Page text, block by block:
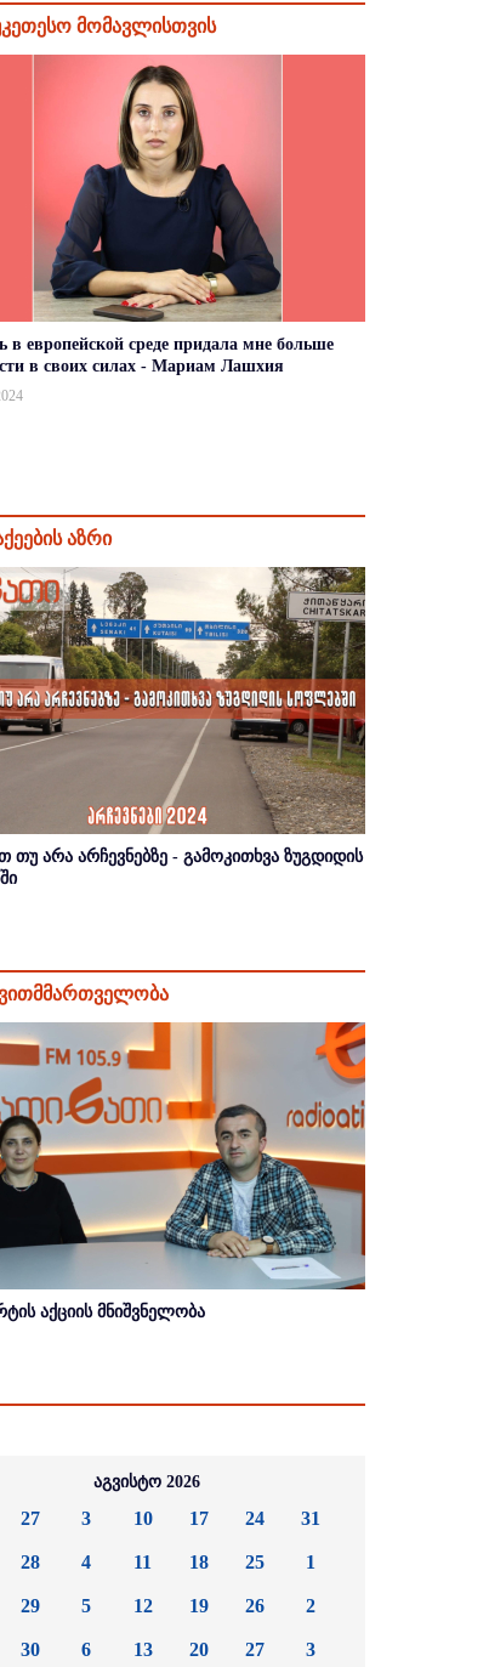
მომავლისთვის
в европейской среде придала мне больше
в своих силах - Мариам Лашхия
აზრი
თუ არა არჩევნებზე - გამოკითხვა ზუგდიდის
აქციის მნიშვნელობა
აგვისტო 2026
27
28
29
30
3
4
5
6
10
11
12
13
17
18
19
20
24
25
26
27
31
1
2
3